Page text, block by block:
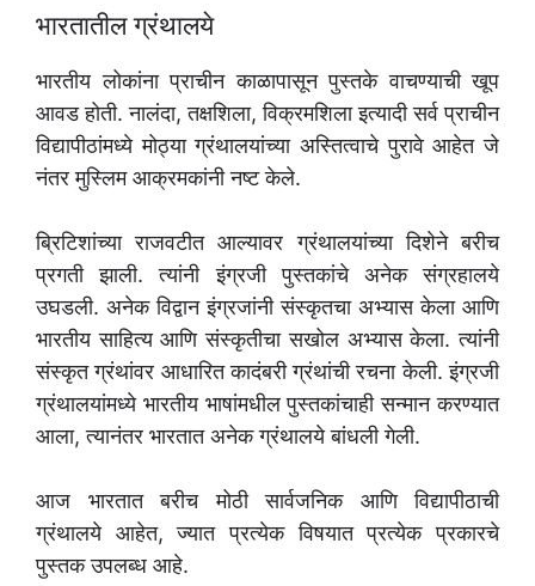
भारतातील ग्रंथालये
भारतीय लोकांना प्राचीन काळापासून पुस्तके वाचण्याची खूप
आवड होती. नालंदा, तक्षशिला, विक्रमशिला इत्यादी सर्व प्राचीन
विद्यापीठांमध्ये मोठ्या ग्रंथालयांच्या अस्तित्वाचे पुरावे आहेत जे
नंतर मुस्लिम आक्रमकांनी नष्ट केले.
ब्रिटिशांच्या राजवटीत आल्यावर ग्रंथालयांच्या दिशेने बरीच
प्रगती झाली. त्यांनी इंग्रजी पुस्तकांचे अनेक संग्रहालये
उघडली. अनेक विद्वान इंग्रजांनी संस्कृतचा अभ्यास केला आणि
भारतीय साहित्य आणि संस्कृतीचा सखोल अभ्यास केला. त्यांनी
संस्कृत ग्रंथांवर आधारित कादंबरी ग्रंथांची रचना केली. इंग्रजी
ग्रंथालयांमध्ये भारतीय भाषांमधील पुस्तकांचाही सन्मान करण्यात
आला, त्यानंतर भारतात अनेक ग्रंथालये बांधली गेली.
आज भारतात बरीच मोठी सार्वजनिक आणि विद्यापीठाची
ग्रंथालये आहेत, ज्यात प्रत्येक विषयात प्रत्येक प्रकारचे
पुस्तक उपलब्ध आहे.